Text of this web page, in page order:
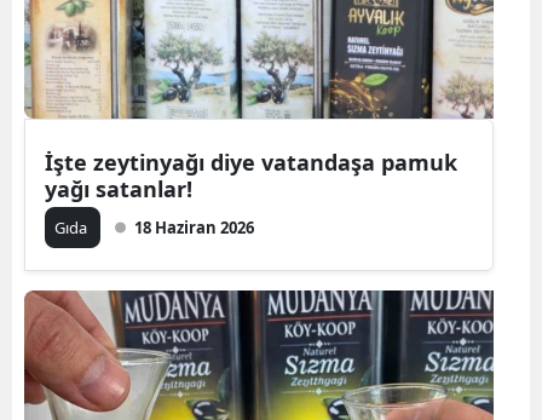
İşte zeytinyağı diye vatandaşa pamuk
yağı satanlar!
Gıda 18 Haziran 2026